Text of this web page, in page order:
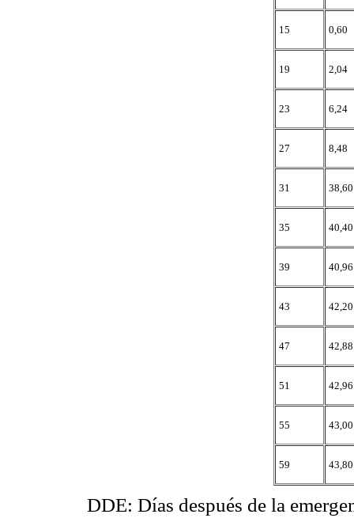
15 0,60
19 2,04
23 6,24
27 8,48
31 38,60
35 40,40
39 40,96
43 42,20
47 42,88
51 42,96
55 43,00
59 43,80
DDE: Días después de la